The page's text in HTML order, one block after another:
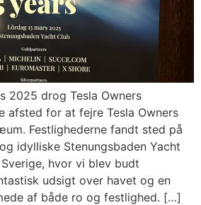
2025 drog Tesla Owners
afsted for at fejre Tesla Owners
Festlighederne fandt sted på
idylliske Stenungsbaden Yacht
hvor vi blev budt
udsigt over havet og en
af både ro og festlighed. […]